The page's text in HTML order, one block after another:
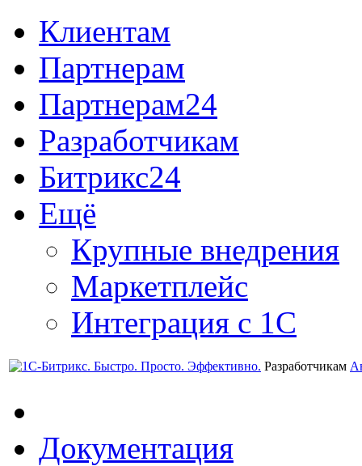
Клиентам
Партнерам
Партнерам24
Разработчикам
Битрикс24
Ещё
Крупные внедрения
Маркетплейс
Интеграция с 1С
Разработчикам
Документация